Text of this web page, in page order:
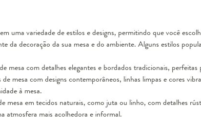
uma variedade de estilos e designs, permitindo que você
da decoração da sua mesa e do ambiente. Alguns estilos
mesa com detalhes elegantes e bordados tradicionais, perfeitas
mesa com designs contemporâneos, linhas limpas e cores
à mesa.
mesa em tecidos naturais, como juta ou linho, com detalhes
atmosfera mais acolhedora e informal.